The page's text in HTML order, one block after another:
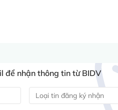
để nhận thông tin từ BIDV
Loại tin đăng ký nhận